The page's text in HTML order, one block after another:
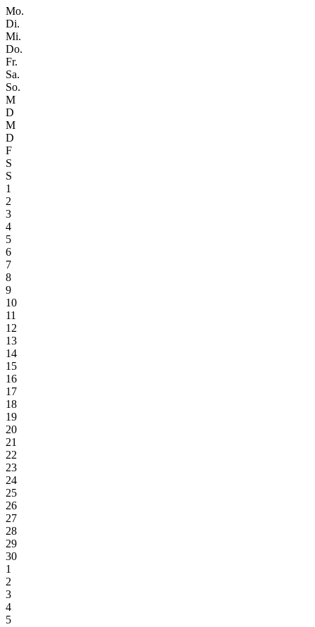
Mo.
Di.
Mi.
Do.
Fr.
Sa.
So.
M
D
M
D
F
S
S
1
2
3
4
5
6
7
8
9
10
11
12
13
14
15
16
17
18
19
20
21
22
23
24
25
26
27
28
29
30
1
2
3
4
5